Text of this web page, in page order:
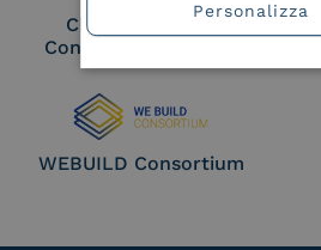
Cloud Signature
Consortium Member
WEBUILD Consortium
Personalizza